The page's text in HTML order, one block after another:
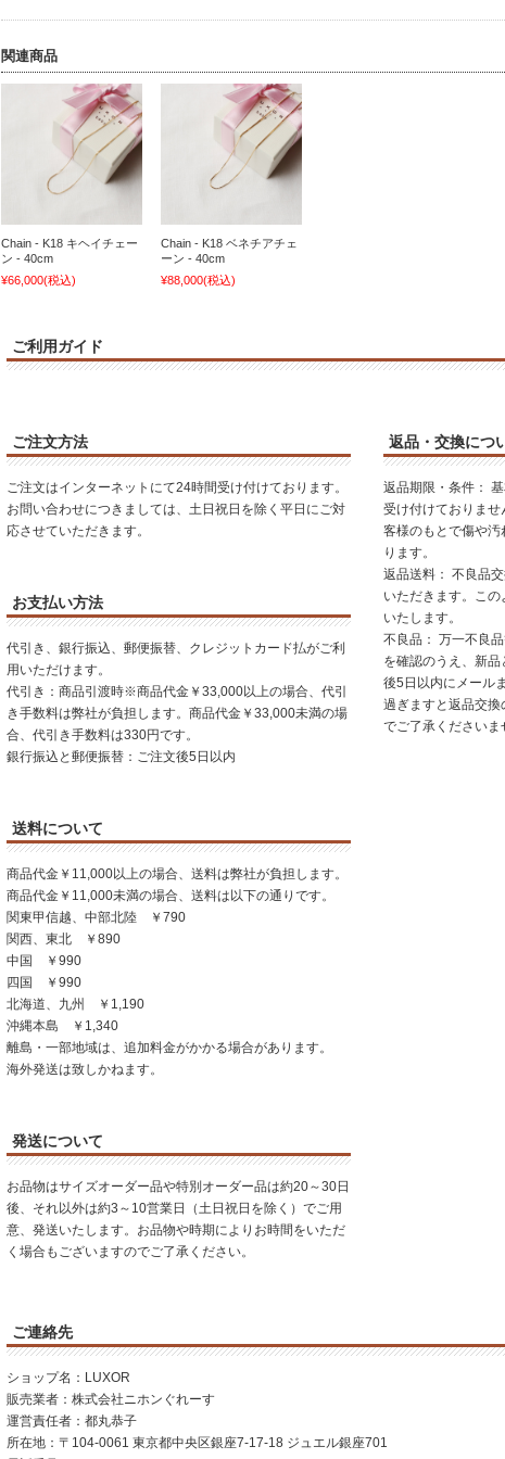
関連商品
Chain - K18 キヘイチェー
ン - 40cm
¥66,000(税込)
Chain - K18 ベネチアチェ
ーン - 40cm
¥88,000(税込)
ご利用ガイド
ご注文方法
ご注文はインターネットにて24時間受け付けております。
お問い合わせにつきましては、土日祝日を除く平日にご対
応させていただきます。
お支払い方法
代引き、銀行振込、郵便振替、クレジットカード払がご利
用いただけます。
代引き：商品引渡時※商品代金￥33,000以上の場合、代引
き手数料は弊社が負担します。商品代金￥33,000未満の場
合、代引き手数料は330円です。
銀行振込と郵便振替：ご注文後5日以内
送料について
商品代金￥11,000以上の場合、送料は弊社が負担します。
商品代金￥11,000未満の場合、送料は以下の通りです。
関東甲信越、中部北陸 ￥790
関西、東北 ￥890
中国 ￥990
四国 ￥990
北海道、九州 ￥1,190
沖縄本島 ￥1,340
離島・一部地域は、追加料金がかかる場合があります。
海外発送は致しかねます。
発送について
お品物はサイズオーダー品や特別オーダー品は約20～30日
後、それ以外は約3～10営業日（土日祝日を除く）でご用
意、発送いたします。お品物や時期によりお時間をいただ
く場合もございますのでご了承ください。
返品・交換につ
返品期限・条件：
受け付けておりま
客様のもとで傷や
ります。
返品送料： 不良品
いただきます。こ
いたします。
不良品： 万一不良
を確認のうえ、新
後5日以内にメール
過ぎますと返品交
でご了承くださいま
ご連絡先
ショップ名：LUXOR
販売業者：株式会社ニホンぐれーす
運営責任者：都丸恭子
所在地：〒104-0061 東京都中央区銀座7-17-18 ジュエル銀座701